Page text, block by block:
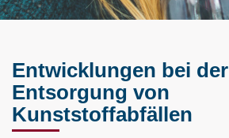
Entwicklungen bei der
Entsorgung von
Kunststoffabfällen